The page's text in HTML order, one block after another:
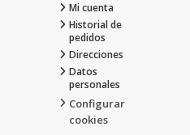
Mi cuenta
Historial de
pedidos
Direcciones
Datos
personales
Configurar
cookies